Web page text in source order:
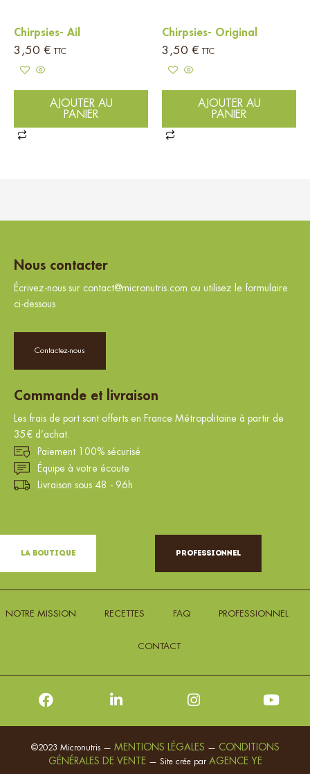
Chirpsies- Ail
3,50 € TTC
AJOUTER AU
PANIER
Chirpsies- Original
3,50 € TTC
AJOUTER AU
PANIER
Nous contacter
Écrivez-nous sur contact@micronutris.com ou utilisez le formulaire
ci-dessous
Contactez-nous
Commande et livraison
Les frais de port sont offerts en France Métropolitaine à partir de
35€ d’achat.
Paiement 100% sécurisé
Équipe à votre écoute
Livraison sous 48 - 96h
La Boutique Professionnel
NOTRE MISSION RECETTES FAQ PROFESSIONNEL
CONTACT
©2023 Micronutris — MENTIONS LÉGALES — CONDITIONS
GÉNÉRALES DE VENTE — Site crée par AGENCE YE